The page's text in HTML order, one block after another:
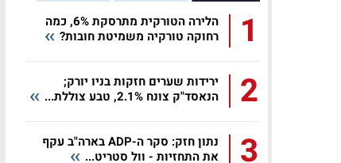
1
הלירה הטורקית מתרסקת 6%, כמה
רחוקה טורקיה משמיטת חובות?
2
ירידות שערים חזקות בניו יורק;
הנאסד"ק צונח 2.1%, טבע צוללת...
3
נתון חזק: סקר ה-ADP בארה"ב עקף
את התחזיות - וול סטריט...